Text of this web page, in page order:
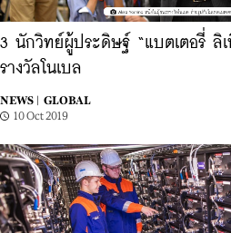
3 นักวิทย์ผู้ประดิษฐ์ “แบตเตอรี่ ลิ
รางวัลโนเบล
NEWS |
GLOBAL
10 Oct 2019